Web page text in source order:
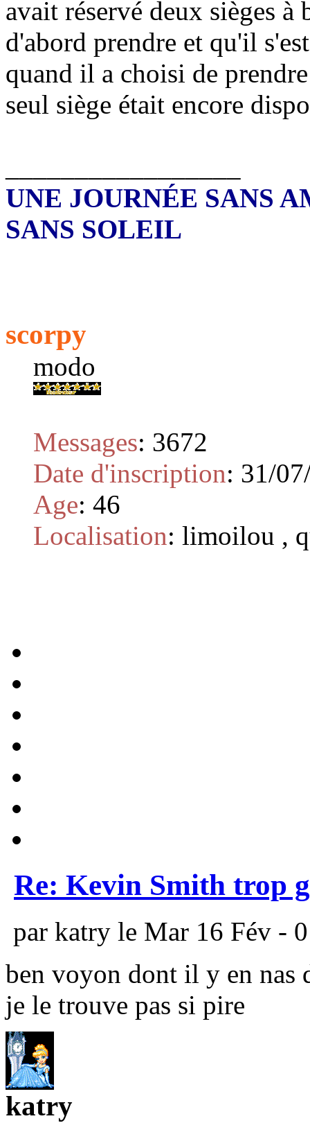
avait réservé deux sièges
d'abord prendre et qu'il
quand il a choisi de
seul siège était encore
UNE JOURNÉE SANS
SANS SOLEIL
scorpy
modo
Messages: 3672
Date d'inscription: 31/
Age: 46
Localisation: limoilou ,
Re: Kevin Smith trop
par katry le Mar 16 Fév -
ben voyon dont il y en nas
je le trouve pas si pire
katry